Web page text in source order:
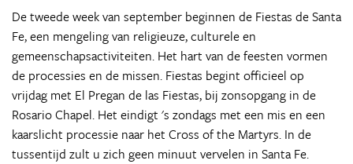
De tweede week van september beginnen de Fiestas de Santa
Fe, een mengeling van religieuze, culturele en
gemeenschapsactiviteiten. Het hart van de feesten vormen
de processies en de missen. Fiestas begint officieel op
vrijdag met El Pregan de las Fiestas, bij zonsopgang in de
Rosario Chapel. Het eindigt 's zondags met een mis en een
kaarslicht processie naar het Cross of the Martyrs. In de
tussentijd zult u zich geen minuut vervelen in Santa Fe.